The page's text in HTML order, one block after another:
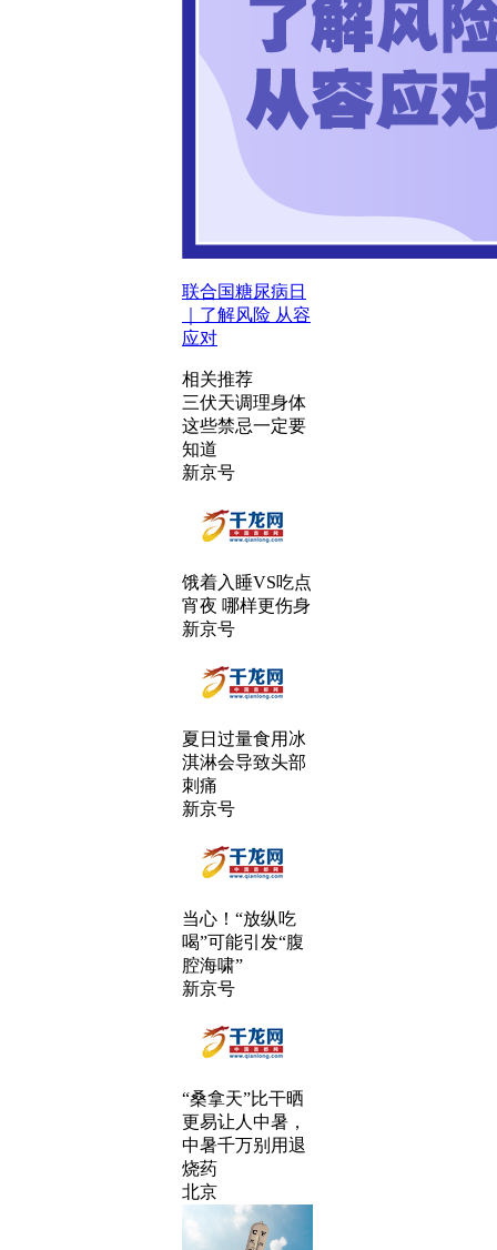
联合国糖尿病日
｜了解风险 从容
应对
相关推荐
三伏天调理身体
这些禁忌一定要
知道
新京号
饿着入睡VS吃点
宵夜 哪样更伤身
新京号
夏日过量食用冰
淇淋会导致头部
刺痛
新京号
当心！“放纵吃
喝”可能引发“腹
腔海啸”
新京号
“桑拿天”比干晒
更易让人中暑，
中暑千万别用退
烧药
北京